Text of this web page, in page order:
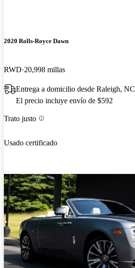
2020 Rolls-Royce Dawn
RWD 20,998 millas
Entrega a domicilio desde Raleigh, NC
El precio incluye envío de $592
Trato justo
Usado certificado